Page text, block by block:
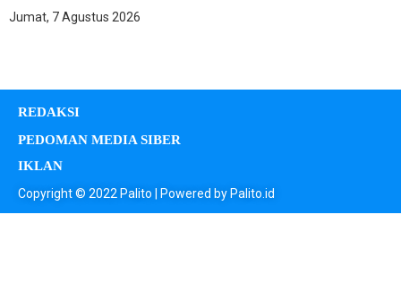
Jumat, 7 Agustus 2026
REDAKSI
PEDOMAN MEDIA SIBER
IKLAN
Copyright © 2022 Palito | Powered by Palito.id